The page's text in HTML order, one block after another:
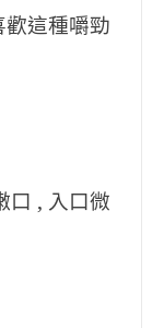
歡這種嚼勁
口 , 入口微